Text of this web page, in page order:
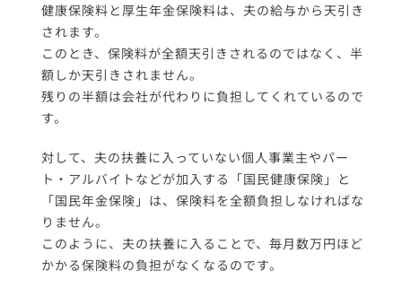
健康保険料と厚生年金保険料は、夫の給与から天引き
されます。
このとき、保険料が全額天引きされるのではなく、半
額しか天引きされません。
残りの半額は会社が代わりに負担してくれているので
す。
対して、夫の扶養に入っていない個人事業主やパー
ト・アルバイトなどが加入する「国民健康保険」と
「国民年金保険」は、保険料を全額負担しなければな
りません。
このように、夫の扶養に入ることで、毎月数万円ほど
かかる保険料の負担がなくなるのです。